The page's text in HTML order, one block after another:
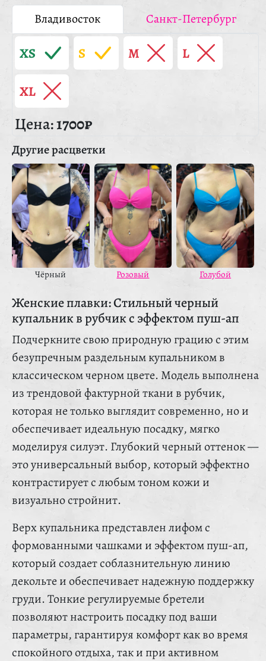
Владивосток
Санкт-Петербург
XS S M L
XL
Цена:1700₽
Другие расцветки
Чёрный Розовый Голубой
Женские плавки: Стильный черный
купальник в рубчик с эффектом пуш-ап
Подчеркните свою природную грацию с этим
безупречным раздельным купальником в
классическом черном цвете. Модель выполнена
из трендовой фактурной ткани в рубчик,
которая не только выглядит современно, но и
обеспечивает идеальную посадку, мягко
моделируя силуэт. Глубокий черный оттенок —
это универсальный выбор, который эффектно
контрастирует с любым тоном кожи и
визуально стройнит.
Верх купальника представлен лифом с
формованными чашками и эффектом пуш-ап,
который создает соблазнительную линию
декольте и обеспечивает надежную поддержку
груди. Тонкие регулируемые бретели
позволяют настроить посадку под ваши
параметры, гарантируя комфорт как во время
спокойного отдыха, так и при активном